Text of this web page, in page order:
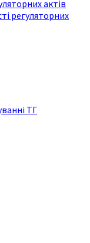
актів
регуляторних
ТГ